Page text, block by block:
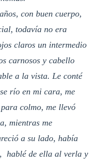
con buen cuerpo,
todavía no era
claros un intermedio
carnosos y cabello
a la vista. Le conté
río en mi cara, me
colmo, me llevó
mientras me
a su lado, había
hablé de ella al verla y